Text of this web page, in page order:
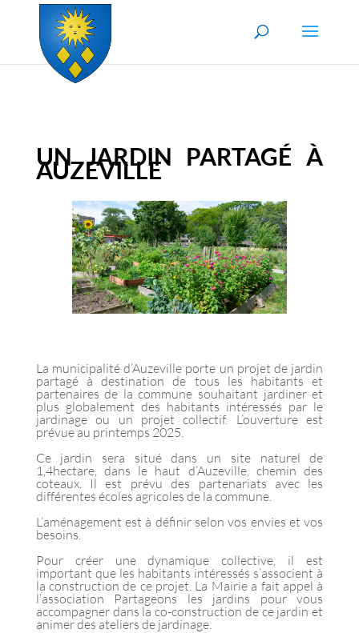
Skip to content
UN JARDIN PARTAGÉ À
AUZEVILLE
La municipalité d’Auzeville porte un projet de jardin
partagé à destination de tous les habitants et
partenaires de la commune souhaitant jardiner et
plus globalement des habitants intéressés par le
jardinage ou un projet collectif. L’ouverture est
prévue au printemps 2025.
Ce jardin sera situé dans un site naturel de
1,4hectare, dans le haut d’Auzeville, chemin des
coteaux. Il est prévu des partenariats avec les
différentes écoles agricoles de la commune.
L’aménagement est à définir selon vos envies et vos
besoins.
Pour créer une dynamique collective, il est
important que les habitants intéressés s’associent à
la construction de ce projet. La Mairie a fait appel à
l’association Partageons les jardins pour vous
accompagner dans la co-construction de ce jardin et
animer des ateliers de jardinage.